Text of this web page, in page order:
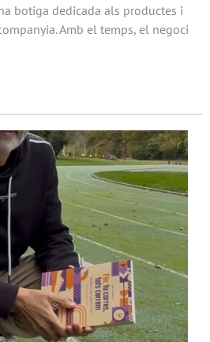
botiga dedicada als productes i
Amb el temps, el negoci